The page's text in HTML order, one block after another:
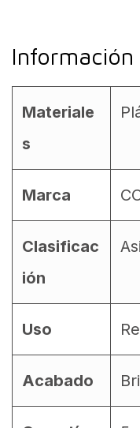
Información
Materiale
s
Marca
Clasificac
ión
Uso
Acabado